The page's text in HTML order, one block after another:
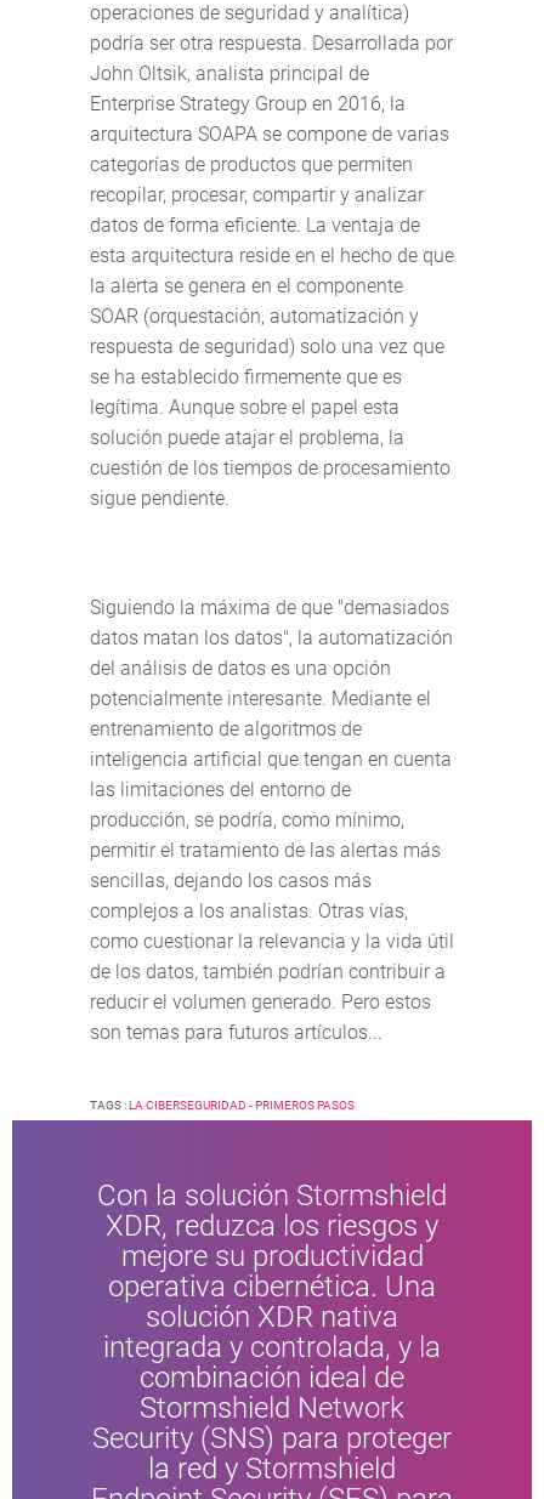
operaciones de seguridad y analítica)
podría ser otra respuesta. Desarrollada por
John Oltsik, analista principal de
Enterprise Strategy Group en 2016, la
arquitectura SOAPA se compone de varias
categorías de productos que permiten
recopilar, procesar, compartir y analizar
datos de forma eficiente. La ventaja de
esta arquitectura reside en el hecho de que
la alerta se genera en el componente
SOAR (orquestación, automatización y
respuesta de seguridad) solo una vez que
se ha establecido firmemente que es
legítima. Aunque sobre el papel esta
solución puede atajar el problema, la
cuestión de los tiempos de procesamiento
sigue pendiente.
Siguiendo la máxima de que "demasiados
datos matan los datos", la automatización
del análisis de datos es una opción
potencialmente interesante. Mediante el
entrenamiento de algoritmos de
inteligencia artificial que tengan en cuenta
las limitaciones del entorno de
producción, se podría, como mínimo,
permitir el tratamiento de las alertas más
sencillas, dejando los casos más
complejos a los analistas. Otras vías,
como cuestionar la relevancia y la vida útil
de los datos, también podrían contribuir a
reducir el volumen generado. Pero estos
son temas para futuros artículos...
TAGS :LA CIBERSEGURIDAD - PRIMEROS PASOS
Con la solución Stormshield
XDR, reduzca los riesgos y
mejore su productividad
operativa cibernética. Una
solución XDR nativa
integrada y controlada, y la
combinación ideal de
Stormshield Network
Security (SNS) para proteger
la red y Stormshield